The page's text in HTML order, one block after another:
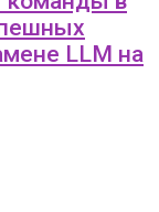
LLM на